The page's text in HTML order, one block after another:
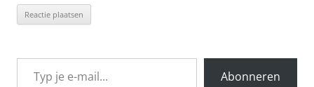
Typ je e-mail...
Abonneren